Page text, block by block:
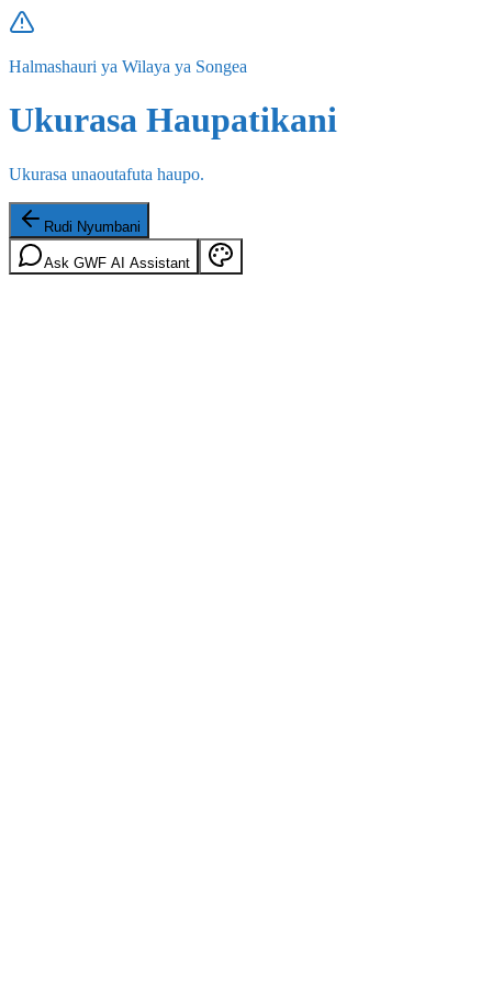
Halmashauri ya Wilaya ya Songea
Ukurasa Haupatikani
Ukurasa unaoutafuta haupo.
Rudi Nyumbani
Ask GWF AI Assistant